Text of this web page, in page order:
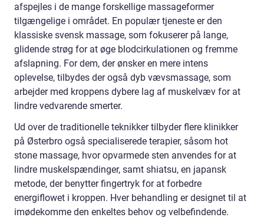
afspejles i de mange forskellige massageformer
tilgængelige i området. En populær tjeneste er den
klassiske svensk massage, som fokuserer på lange,
glidende strøg for at øge blodcirkulationen og fremme
afslapning. For dem, der ønsker en mere intens
oplevelse, tilbydes der også dyb vævsmassage, som
arbejder med kroppens dybere lag af muskelvæv for at
lindre vedvarende smerter.
Ud over de traditionelle teknikker tilbyder flere klinikker
på Østerbro også specialiserede terapier, såsom hot
stone massage, hvor opvarmede sten anvendes for at
lindre muskelspændinger, samt shiatsu, en japansk
metode, der benytter fingertryk for at forbedre
energiflowet i kroppen. Hver behandling er designet til at
imødekomme den enkeltes behov og velbefindende.